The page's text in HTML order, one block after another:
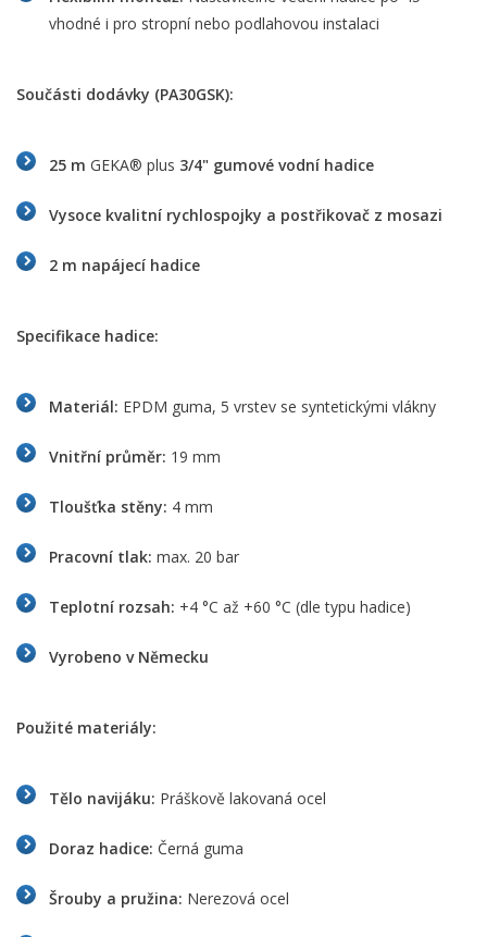
vhodné i pro stropní nebo podlahovou instalaci
Součásti dodávky (PA30GSK):
25 m GEKA® plus 3/4" gumové vodní hadice
Vysoce kvalitní rychlospojky a postřikovač z mosazi
2 m napájecí hadice
Specifikace hadice:
Materiál: EPDM guma, 5 vrstev se syntetickými vlákny
Vnitřní průměr: 19 mm
Tloušťka stěny: 4 mm
Pracovní tlak: max. 20 bar
Teplotní rozsah: +4 °C až +60 °C (dle typu hadice)
Vyrobeno v Německu
Použité materiály:
Tělo navijáku: Práškově lakovaná ocel
Doraz hadice: Černá guma
Šrouby a pružina: Nerezová ocel